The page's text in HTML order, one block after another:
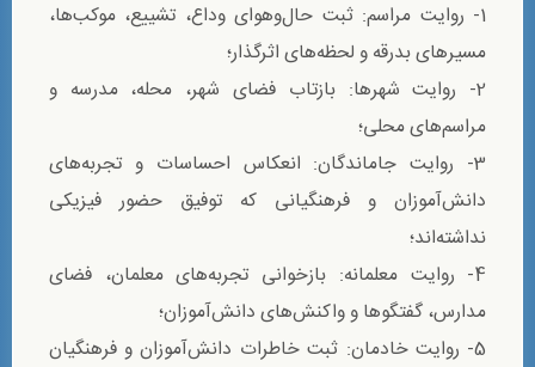
1- روایت مراسم: ثبت حال‌وهوای وداع، تشییع، موکب‌ها،
مسیرهای بدرقه و لحظه‌های اثرگذار؛
2- روایت شهرها: بازتاب فضای شهر، محله، مدرسه و
مراسم‌های محلی؛
3- روایت جاماندگان: انعکاس احساسات و تجربه‌های
دانش‌آموزان و فرهنگیانی که توفیق حضور فیزیکی
نداشته‌اند؛
4- روایت معلمانه: بازخوانی تجربه‌های معلمان، فضای
مدارس، گفتگوها و واکنش‌های دانش‌آموزان؛
5- روایت خادمان: ثبت خاطرات دانش‌آموزان و فرهنگیان